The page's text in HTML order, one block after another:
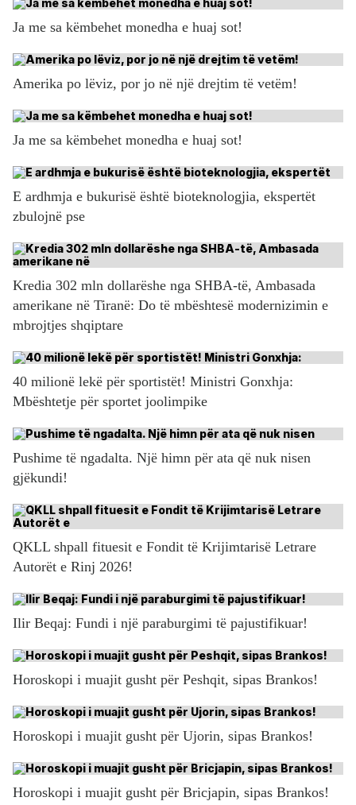
Ja me sa këmbehet monedha e huaj sot!
Amerika po lëviz, por jo në një drejtim të vetëm!
Ja me sa këmbehet monedha e huaj sot!
E ardhmja e bukurisë është bioteknologjia, ekspertët
zbulojnë pse
Kredia 302 mln dollarëshe nga SHBA-të, Ambasada
amerikane në Tiranë: Do të mbështesë modernizimin e
mbrojtjes shqiptare
40 milionë lekë për sportistët! Ministri Gonxhja:
Mbështetje për sportet joolimpike
Pushime të ngadalta. Një himn për ata që nuk nisen
gjëkundi!
QKLL shpall fituesit e Fondit të Krijimtarisë Letrare
Autorët e Rinj 2026!
Ilir Beqaj: Fundi i një paraburgimi të pajustifikuar!
Horoskopi i muajit gusht për Peshqit, sipas Brankos!
Horoskopi i muajit gusht për Ujorin, sipas Brankos!
Horoskopi i muajit gusht për Bricjapin, sipas Brankos!